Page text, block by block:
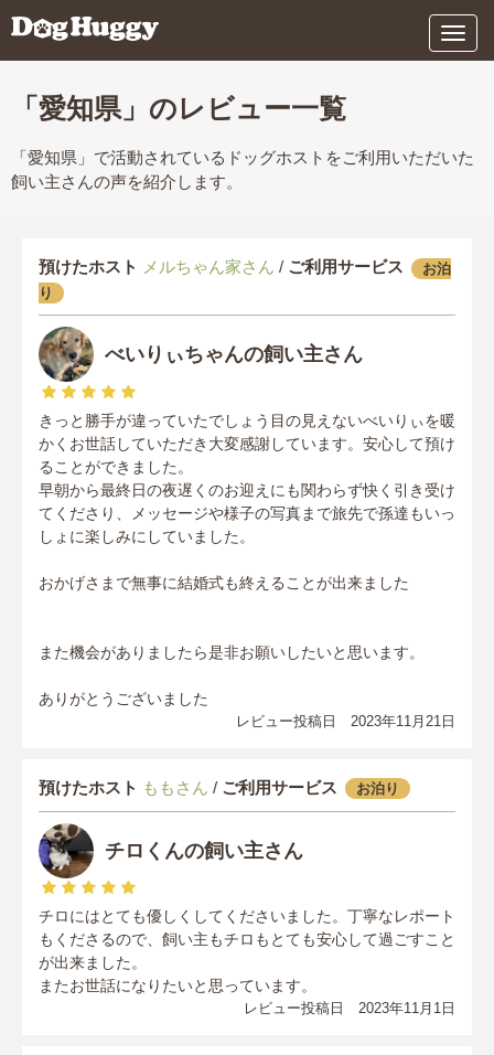
メ
ニ
「愛知県」のレビュー一覧
「愛知県」で活動されているドッグホストをご利用いただいた
飼い主さんの声を紹介します。
預けたホスト メルちゃん家さん / ご利用サービス
お泊
り
べいりぃちゃんの飼い主さん
きっと勝手が違っていたでしょう目の見えないべいりぃを暖
かくお世話していただき大変感謝しています。安心して預け
ることができました。
早朝から最終日の夜遅くのお迎えにも関わらず快く引き受け
てくださり、メッセージや様子の写真まで旅先で孫達もいっ
しょに楽しみにしていました。
おかげさまで無事に結婚式も終えることが出来ました
また機会がありましたら是非お願いしたいと思います。
ありがとうございました
レビュー投稿日 2023年11月21日
預けたホスト ももさん / ご利用サービス お泊り
チロくんの飼い主さん
チロにはとても優しくしてくださいました。丁寧なレポート
もくださるので、飼い主もチロもとても安心して過ごすこと
が出来ました。
またお世話になりたいと思っています。
レビュー投稿日 2023年11月1日